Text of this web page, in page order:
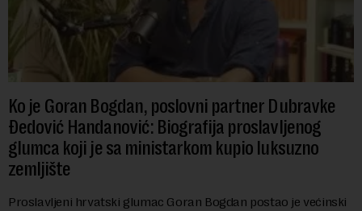
Ko je Goran Bogdan, poslovni partner Dubravke
Đedović Handanović: Biografija proslavljenog
glumca koji je sa ministarkom kupio luksuzno
zemljište
Proslavljeni hrvatski glumac Goran Bogdan postao je većinski